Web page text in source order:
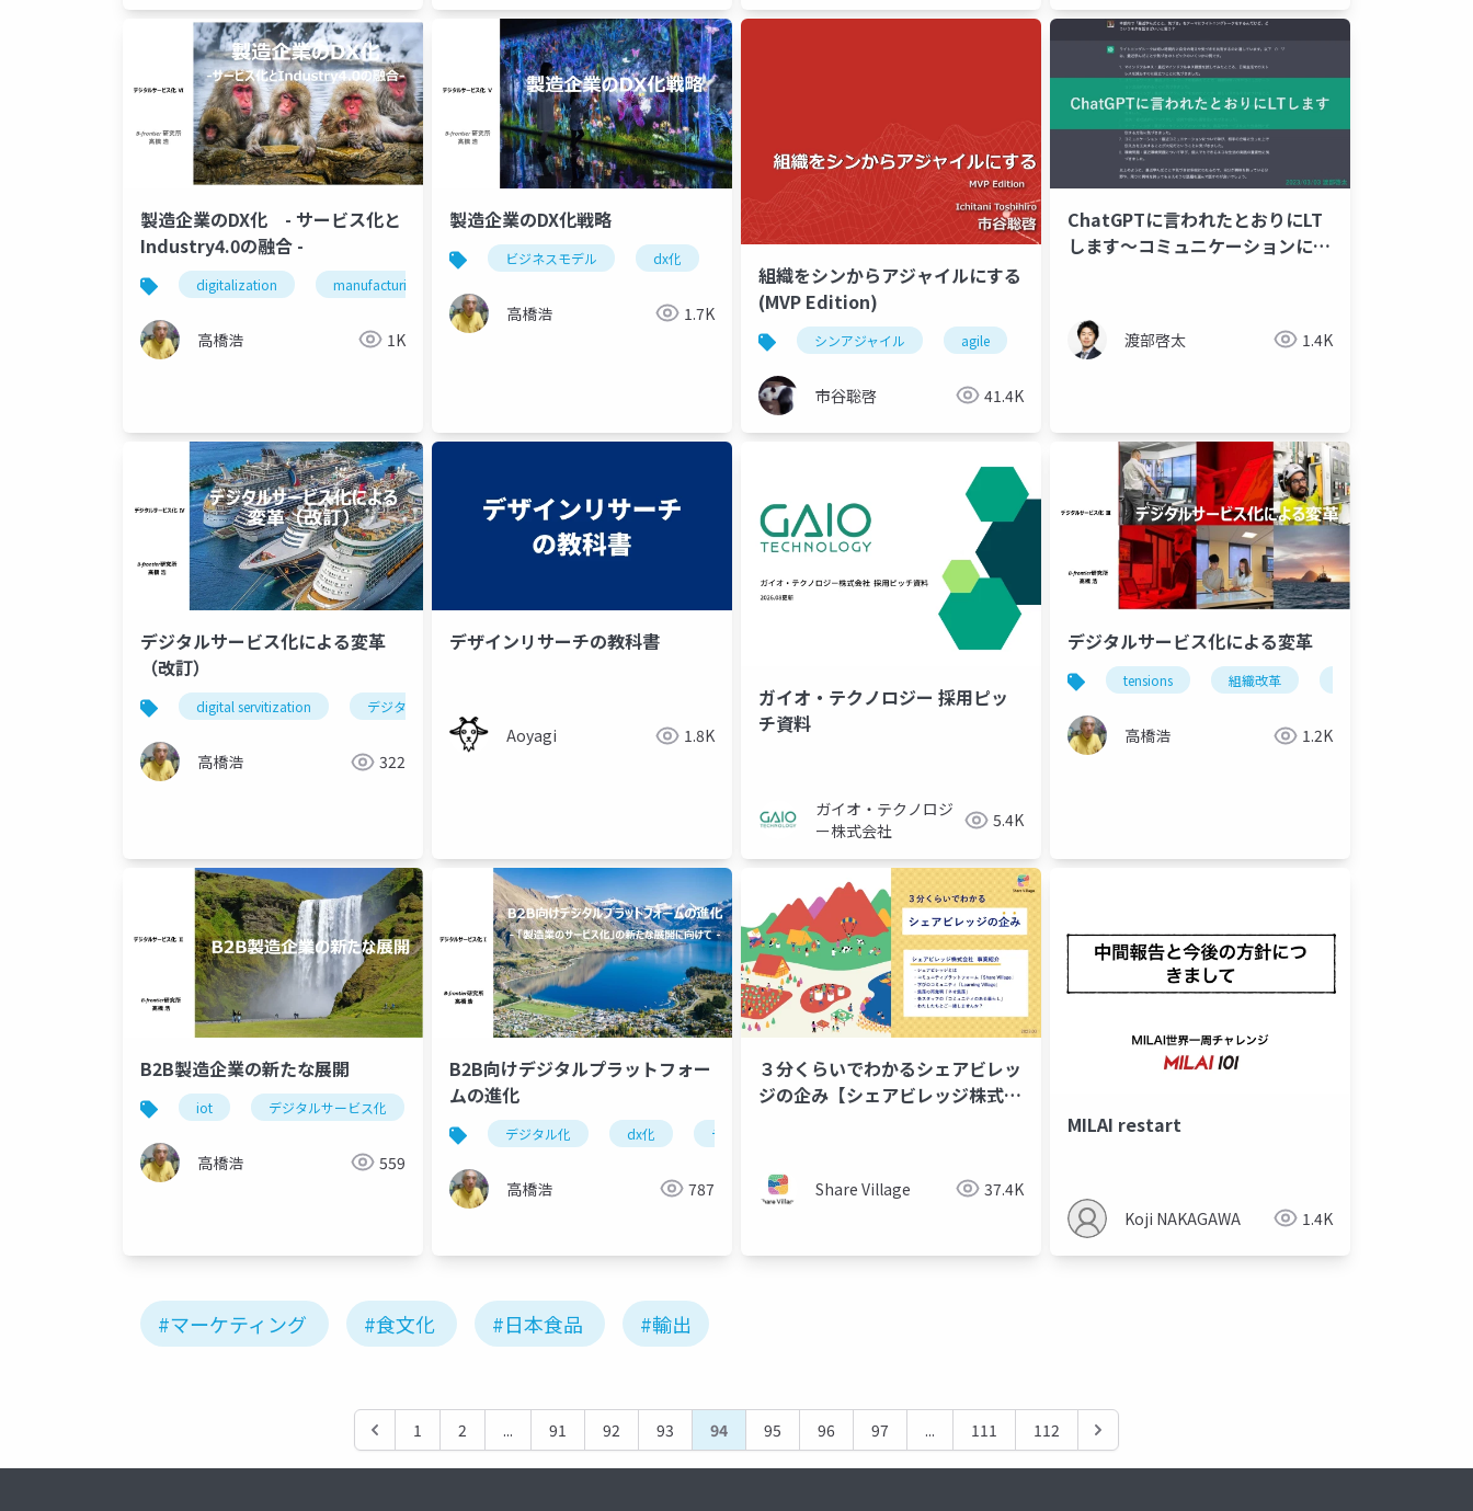
製造企業のDX化 - サービス化と
Industry4.0の融合 -
digitalization manufacturing companies digital servitization dx化
高橋浩 1K
製造企業のDX化戦略
ビジネスモデル dx化 複数論理 プラットフォーム論理
高橋浩 1.7K
組織をシンからアジャイルにする
(MVP Edition)
シンアジャイル agile
市谷聡啓 41.4K
ChatGPTに言われたとおりにLT
します〜コミュニケーションにお
渡部啓太 1.4K
デジタルサービス化による変革
（改訂）
digital servitization デジタルサービス化 dsキューブ 複雑性 複雑性の制御
高橋浩 322
デザインリサーチの教科書
Aoyagi 1.8K
ガイオ・テクノロジー 採用ピッ
チ資料
ガイオ・テクノロジ
ー株式会社
5.4K
デジタルサービス化による変革
tensions 組織改革
高橋浩 1.2K
B2B製造企業の新たな展開
iot デジタルサービス化 b2b製造企業 成果指向サービス
高橋浩 559
B2B向けデジタルプラットフォー
ムの進化
デジタル化 dx化 デジタルプラットフォーム 組織変化 エコシテムオーケストレーション
高橋浩 787
３分くらいでわかるシェアビレッ
ジの企み【シェアビレッジ株式会
Share Village 37.4K
MILAI restart
Koji NAKAGAWA 1.4K
#マーケティング #食文化 #日本食品 #輸出
1 2 ... 91 92 93 94 95 96 97 ... 111 112